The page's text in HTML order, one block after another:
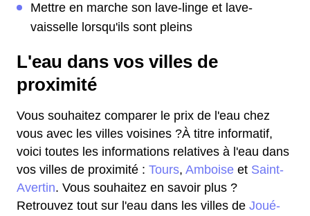
Mettre en marche son lave-linge et lave-
vaisselle lorsqu'ils sont pleins
L'eau dans vos villes de
proximité
Vous souhaitez comparer le prix de l'eau chez
vous avec les villes voisines ?À titre informatif,
voici toutes les informations relatives à l'eau dans
vos villes de proximité : Tours, Amboise et Saint-
Avertin. Vous souhaitez en savoir plus ?
Retrouvez tout sur l'eau dans les villes de Joué-